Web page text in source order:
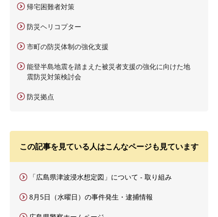
帰宅困難者対策
防災ヘリコプター
市町の防災体制の強化支援
能登半島地震を踏まえた被災者支援の強化に向けた地
震防災対策検討会
防災拠点
この記事を見ている人はこんなページも見ています
「広島県津波浸水想定図」について - 取り組み
8月5日（水曜日）の事件発生・逮捕情報